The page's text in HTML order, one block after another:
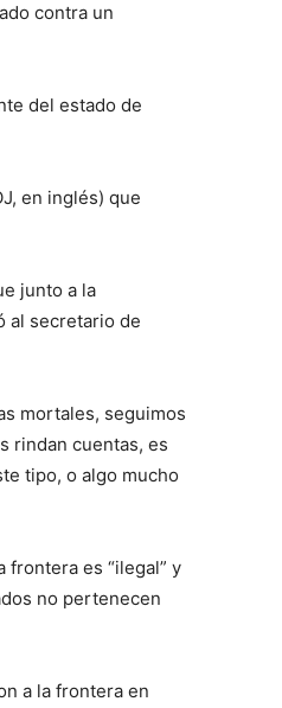
contra un
del estado de
en inglés) que
junto a la
al secretario de
mortales, seguimos
rindan cuentas, es
tipo, o algo mucho
frontera es “ilegal” y
no pertenecen
a la frontera en